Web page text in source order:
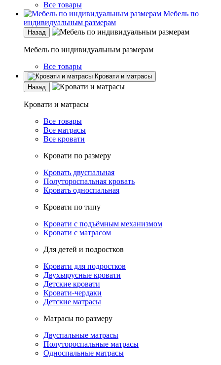
Все товары
Мебель по
индивидуальным размерам
Назад
Мебель по индивидуальным размерам
Все товары
Кровати и матрасы
Назад
Кровати и матрасы
Все товары
Все матрасы
Все кровати
Кровати по размеру
Кровать двуспальная
Полутороспальная кровать
Кровать односпальная
Кровати по типу
Кровати с подъёмным механизмом
Кровати с матрасом
Для детей и подростков
Кровати для подростков
Двухъярусные кровати
Детские кровати
Кровати-чердаки
Детские матрасы
Матрасы по размеру
Двуспальные матрасы
Полутороспальные матрасы
Односпальные матрасы